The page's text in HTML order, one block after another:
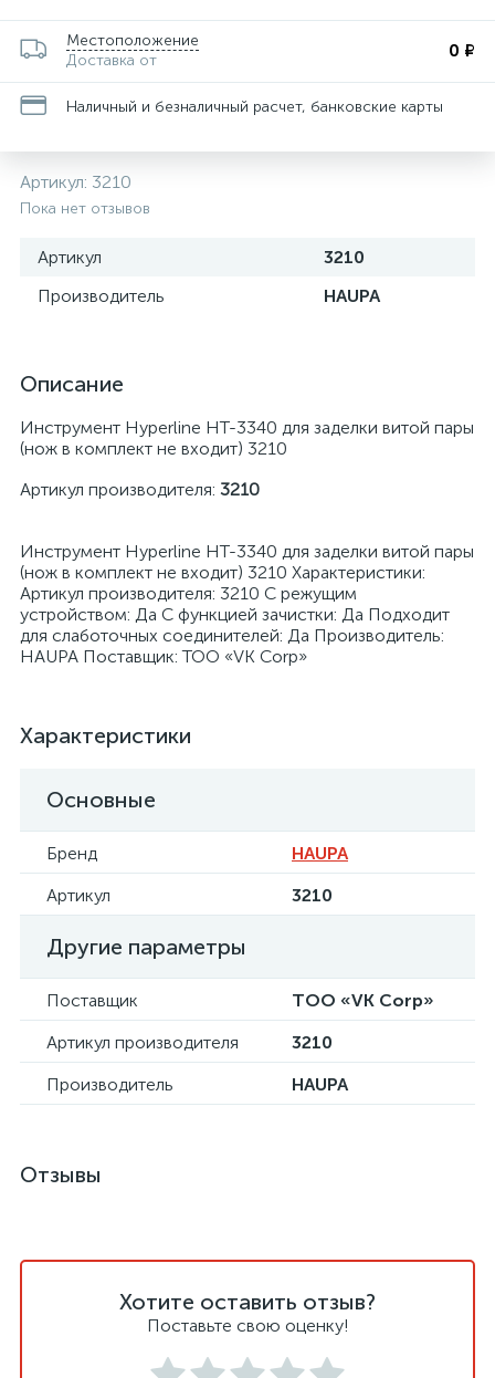
Местоположение
Доставка от
0 ₽
Наличный и безналичный расчет, банковские карты
Артикул: 3210
Пока нет отзывов
Артикул
3210
Производитель
HAUPA
Описание
Инструмент Hyperline HT-3340 для заделки витой пары
(нож в комплект не входит) 3210
Артикул производителя: 3210
Инструмент Hyperline HT-3340 для заделки витой пары
(нож в комплект не входит) 3210 Характеристики:
Артикул производителя: 3210 С режущим
устройством: Да С функцией зачистки: Да Подходит
для слаботочных соединителей: Да Производитель:
HAUPA Поставщик: ТОО «VK Corp»
Характеристики
Основные
Бренд
HAUPA
Артикул
3210
Другие параметры
Поставщик
ТОО «VK Corp»
Артикул производителя
3210
Производитель
HAUPA
Отзывы
Хотите оставить отзыв?
Поставьте свою оценку!